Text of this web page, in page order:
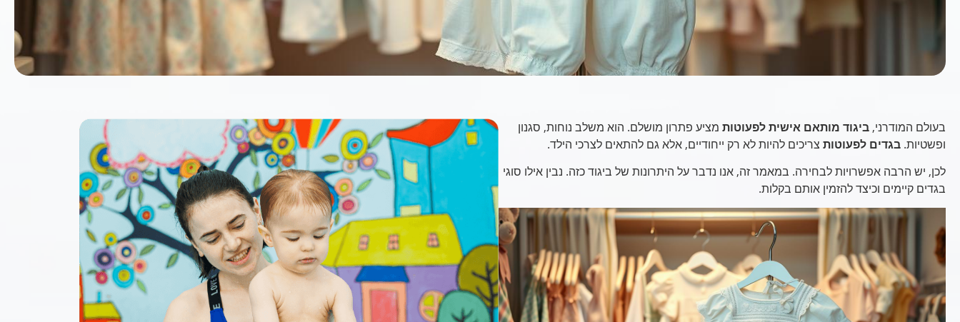
בעולם המודרני, ביגוד מותאם אישית לפעוטות מציע פתרון מושלם. הוא משלב נוחות, סגנון
ופשטיות. בגדים לפעוטות צריכים להיות לא רק ייחודיים, אלא גם להתאים לצרכי הילד.
לכן, יש הרבה אפשרויות לבחירה. במאמר זה, אנו נדבר על היתרונות של ביגוד כזה. נבין אילו סוגי
בגדים קיימים וכיצד להזמין אותם בקלות.